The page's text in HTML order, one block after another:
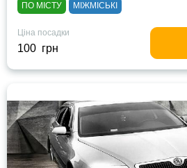
ПО МІСТУ МІЖМІСЬКІ
Ціна посадки
100 грн